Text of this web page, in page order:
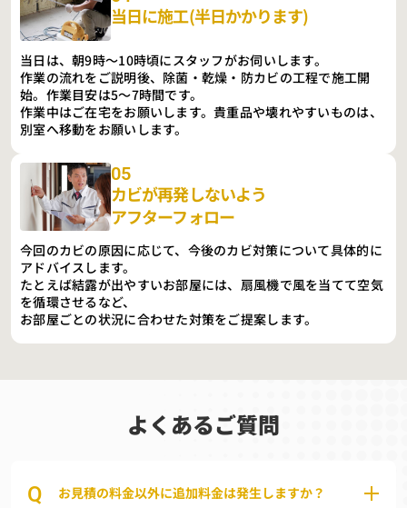
当日に施工(半日かかります)
当日は、朝9時〜10時頃にスタッフがお伺いします。
作業の流れをご説明後、除菌・乾燥・防カビの工程で施工開
始。作業目安は5〜7時間です。
作業中はご在宅をお願いします。貴重品や壊れやすいものは、
別室へ移動をお願いします。
05
カビが再発しないよう
アフターフォロー
今回のカビの原因に応じて、今後のカビ対策について具体的に
アドバイスします。
たとえば結露が出やすいお部屋には、扇風機で風を当てて空気
を循環させるなど、
お部屋ごとの状況に合わせた対策をご提案します。
よくあるご質問
Q お見積の料金以外に追加料金は発生しますか？